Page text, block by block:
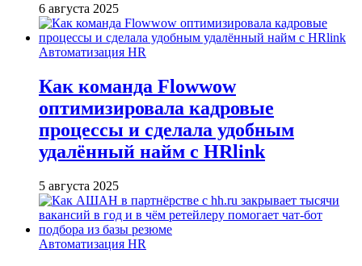
6 августа 2025
Автоматизация HR
Как команда Flowwow
оптимизировала кадровые
процессы и сделала удобным
удалённый найм с HRlink
5 августа 2025
Автоматизация HR